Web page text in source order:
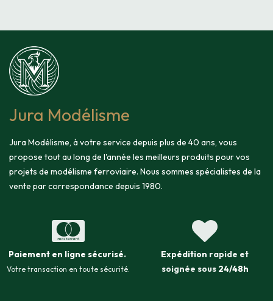
Jura Modélisme
Jura Modélisme, à votre service depuis plus de 40 ans, vous
propose tout au long de l'année les meilleurs produits pour vos
projets de modélisme ferroviaire. Nous sommes spécialistes de la
vente par correspondance depuis 1980.
Paiement en ligne sécurisé.
Votre transaction en toute sécurité.
Expédition rapide et
soignée sous 24/48h